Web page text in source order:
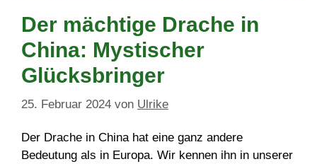
Der mächtige Drache in
China: Mystischer
Glücksbringer
25. Februar 2024 von Ulrike
Der Drache in China hat eine ganz andere
Bedeutung als in Europa. Wir kennen ihn in unserer